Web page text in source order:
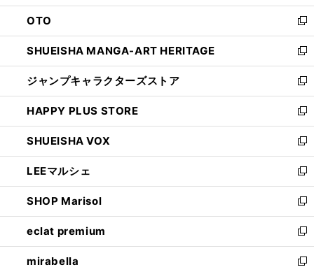
ウ
で
開
く
ン
ド
ウ
で
開
く
OTO
新
し
い
ウ
ィ
ン
ド
ウ
で
開
く
SHUEISHA MANGA-ART HERITAGE
新
し
い
ウ
ィ
ン
ド
ウ
で
開
く
ジャンプキャラクターズストア
新
し
い
ウ
ィ
ン
ド
ウ
で
開
く
HAPPY PLUS STORE
新
し
い
ウ
ィ
ン
ド
ウ
で
開
く
SHUEISHA VOX
新
し
い
ウ
ィ
ン
ド
ウ
で
LEEマルシェ
新
し
い
ウ
ィ
ン
ド
SHOP Marisol
新
し
い
ウ
ィ
eclat premium
新
し
い
mirabella
新